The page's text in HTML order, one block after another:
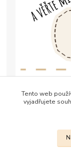
Tento web
vyjadřujete